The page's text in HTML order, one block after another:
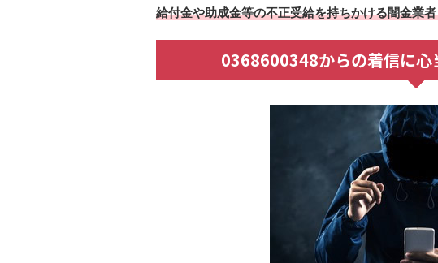
給付金や助成金等の不正受給を持ちかける闇金業
0368600348からの着信に心